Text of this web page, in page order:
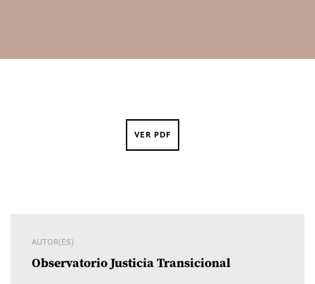
VER PDF
AUTOR(ES)
Observatorio Justicia Transicional